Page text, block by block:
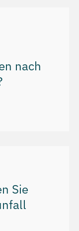
nach
Sie